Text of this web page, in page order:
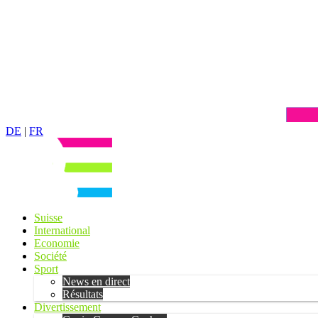
DE | FR
Suisse
International
Economie
Société
Sport
News en direct
Résultats
Divertissement